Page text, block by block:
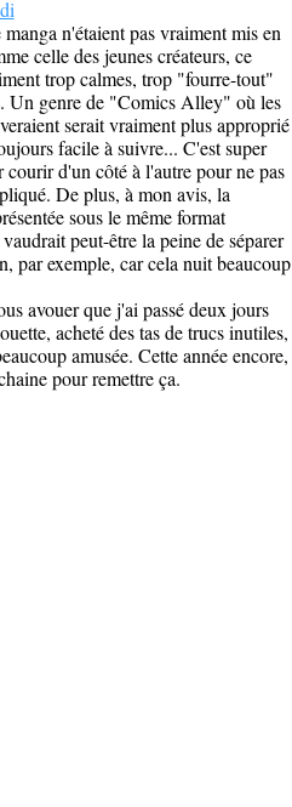
n'étaient pas vraiment mis en
celle des jeunes créateurs, ce
trop calmes, trop "fourre-tout"
Un genre de "Comics Alley" où les
serait vraiment plus approprié
facile à suivre... C'est super
d'un côté à l'autre pour ne pas
De plus, à mon avis, la
sous le même format
peut-être la peine de séparer
par exemple, car cela nuit beaucoup
avouer que j'ai passé deux jours
acheté des tas de trucs inutiles,
amusée. Cette année encore,
pour remettre ça.